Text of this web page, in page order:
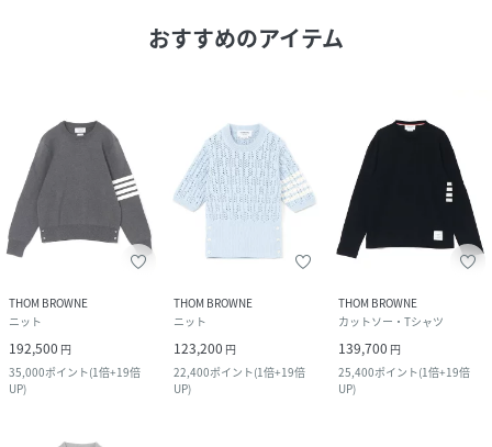
おすすめのアイテム
THOM BROWNE
ニット
192,500 円
35,000ポイント(1倍+19倍
UP)
THOM BROWNE
ニット
123,200 円
22,400ポイント(1倍+19倍
UP)
THOM BROWNE
カットソー・Tシャツ
139,700 円
25,400ポイント(1倍+19倍
UP)